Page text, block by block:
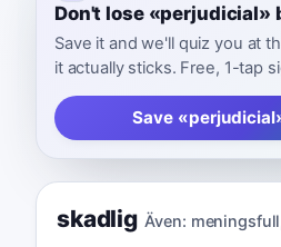
Don't lose «perjudicial»
Save it and we'll quiz you at
it actually sticks. Free, 1-tap
Save
skadlig Även: meningsfull